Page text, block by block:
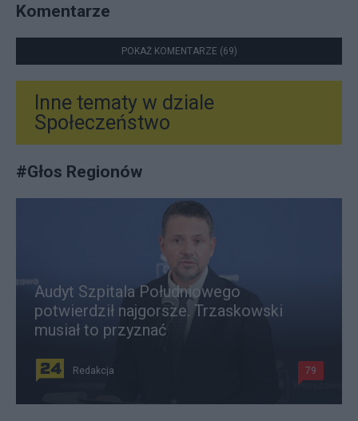
Komentarze
POKAŻ KOMENTARZE (69)
Inne tematy w dziale
Społeczeństwo
#Głos Regionów
Audyt Szpitala Południowego
potwierdził najgorsze. Trzaskowski
musiał to przyznać
Redakcja 79